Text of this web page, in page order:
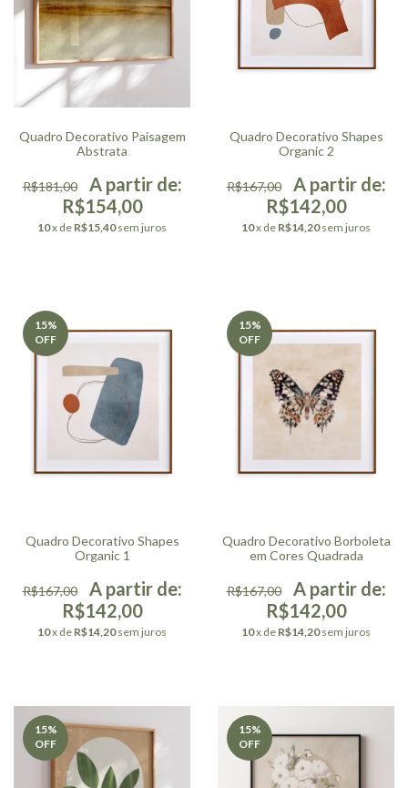
Quadro Decorativo Paisagem
Abstrata
R$181,00
R$154,00
10x de R$15,40 sem juros
Quadro Decorativo Shapes
Organic 2
R$167,00
R$142,00
10x de R$14,20 sem juros
15%
OFF
Quadro Decorativo Shapes
Organic 1
R$167,00
R$142,00
10x de R$14,20 sem juros
15%
OFF
Quadro Decorativo Borboleta
em Cores Quadrada
R$167,00
R$142,00
10x de R$14,20 sem juros
15%
OFF
15%
OFF